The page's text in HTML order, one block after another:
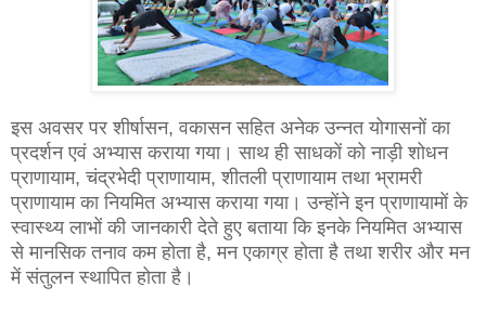
इस अवसर पर शीर्षासन, वकासन सहित अनेक उन्नत योगासनों का
प्रदर्शन एवं अभ्यास कराया गया। साथ ही साधकों को नाड़ी शोधन
प्राणायाम, चंद्रभेदी प्राणायाम, शीतली प्राणायाम तथा भ्रामरी
प्राणायाम का नियमित अभ्यास कराया गया। उन्होंने इन प्राणायामों के
स्वास्थ्य लाभों की जानकारी देते हुए बताया कि इनके नियमित अभ्यास
से मानसिक तनाव कम होता है, मन एकाग्र होता है तथा शरीर और मन
में संतुलन स्थापित होता है।